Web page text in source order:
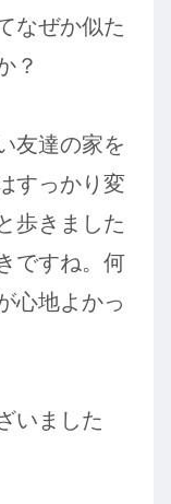
なぜか似た
？
友達の家を
すっかり変
歩きました
ですね。何
心地よかっ
いました